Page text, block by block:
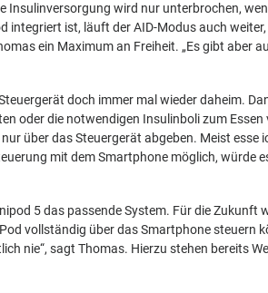
Insulinversorgung wird nur unterbrochen,
integriert ist, läuft der AID-Modus auch
ein Maximum an Freiheit. „Es gibt aber
doch immer mal wieder daheim.
oder die notwendigen Insulinboli zum Essen
über das Steuergerät abgeben. Meist esse
mit dem Smartphone möglich, würde
5 das passende System. Für die Zukunft
vollständig über das Smartphone steuern
nie“, sagt Thomas. Hierzu stehen bereits